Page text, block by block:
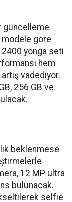
güncelleme
modele göre
2400 yonga seti
hem
vadediyor.
256 GB ve
beklenmese
12 MP ultra
bulunacak.
selfie